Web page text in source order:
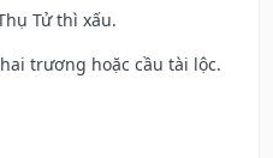
Tử thì xấu.
trương hoặc cầu tài lộc.